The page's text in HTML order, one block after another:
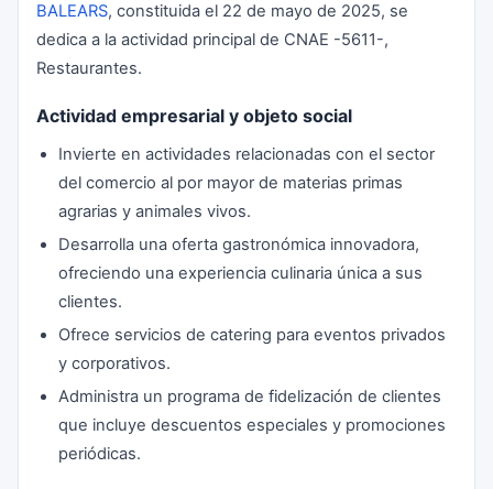
BALEARS, constituida el 22 de mayo de 2025, se
dedica a la actividad principal de CNAE -5611-,
Restaurantes.
Actividad empresarial y objeto social
Invierte en actividades relacionadas con el sector
del comercio al por mayor de materias primas
agrarias y animales vivos.
Desarrolla una oferta gastronómica innovadora,
ofreciendo una experiencia culinaria única a sus
clientes.
Ofrece servicios de catering para eventos privados
y corporativos.
Administra un programa de fidelización de clientes
que incluye descuentos especiales y promociones
periódicas.